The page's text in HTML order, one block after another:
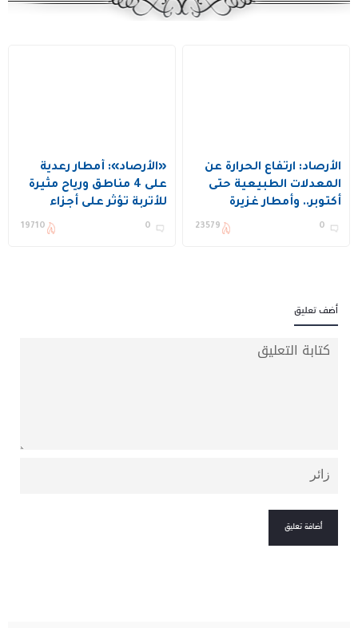
الأرصاد: ارتفاع الحرارة عن
المعدلات الطبيعية حتى
أكتوبر.. وأمطار غزيرة
متوقعة على معظم
0
23579
«الأرصاد»: أمطار رعدية
على 4 مناطق ورياح مثيرة
للأتربة تؤثر على أجزاء
واسعة من المملكة
0
19710
أضف تعليق